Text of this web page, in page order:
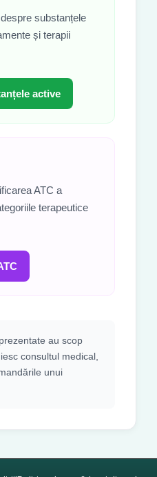
substanțele
și terapii
active
ATC a
terapeutice
au scop
consultul medical,
unui